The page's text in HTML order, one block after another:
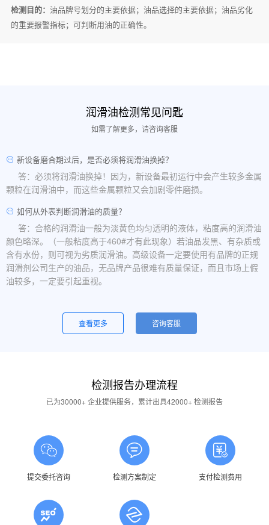
检测目的： 油品牌号划分的主要依据；油品选择的主要依据；油品劣化
的重要报警指标；可判断用油的正确性。
润滑油检测常见问匙
如需了解更多，请咨询客服
新设备磨合期过后，是否必须将润滑油换掉？
答：必须将润滑油换掉！因为，新设备最初运行中会产生较多金属
颗粒在润滑油中，而这些金属颗粒又会加剧零件磨损。
如何从外表判断润滑油的质量？
答：合格的润滑油一般为淡黄色均匀透明的液体，粘度高的润滑油
颜色略深。（一般粘度高于460#才有此现象）若油品发黑、有杂质或
含有水份，则可视为劣质润滑油。高级设备一定要使用有品牌的正规
润滑剂公司生产的油品，无品牌产品很难有质量保证，而且市场上假
油较多，一定要引起重视。
一般是润滑油质量问题，合格的润滑油使用中不应出现大量泡沫，
用户不应采用会产生泡沫的润滑油。还有一个可能的原因是混油可能
答：一般情况下油品发白是由于油箱进水后造成的，是乳化现象，
应避免水进入润滑油箱体或避免雨水进入已开封的油桶中。具体操作
润滑油的号数是什么意思？
答：根据ISO标准，工业润滑油按40℃ 温度条件下测定的粘度分
为若干个粘度等级，数据越大则粘度越高，因此润滑油的号数指其粘
润滑油粘度高是否说明润滑油质量好？
查看更多 咨询客服
检测报告办理流程
已为30000+ 企业提供服务，累计出具42000+ 检测报告
提交委托咨询 检测方案制定 支付检测费用